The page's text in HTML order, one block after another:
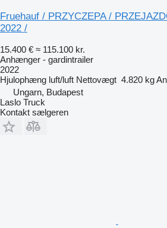
Fruehauf / PRZYCZEPA /
2022 /
15.400 € ≈ 115.100 kr.
Anhænger - gardintrailer
2022
Hjulophæng luft/luft Nettovægt 4.820 kg
Ungarn, Budapest
Laslo Truck
Kontakt sælgeren